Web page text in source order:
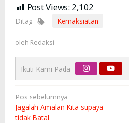
Post Views: 2,102
Ditag Kemaksiatan
oleh Redaksi
Ikuti Kami Pada
Navigasi
pos
Pos sebelumnya
Jagalah Amalan Kita supaya
tidak Batal